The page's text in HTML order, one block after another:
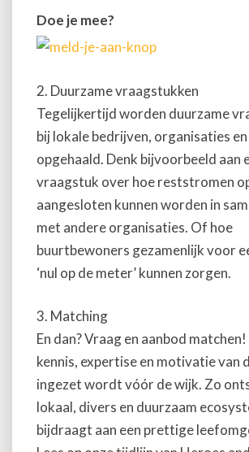
Doe je mee?
2. Duurzame vraagstukken
Tegelijkertijd worden duurzame
bij lokale bedrijven, organisaties
opgehaald. Denk bijvoorbeeld aan
vraagstuk over hoe reststromen
aangesloten kunnen worden in
met andere organisaties. Of hoe
buurtbewoners gezamenlijk voor
‘nul op de meter’ kunnen zorgen.
3. Matching
En dan? Vraag en aanbod
kennis, expertise en motivatie van
ingezet wordt vóór de wijk. Zo
lokaal, divers en duurzaam
bijdraagt aan een prettige